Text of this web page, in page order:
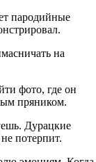
пародийные
на
фото, где он
пряником.
Дурацкие
потерпит.